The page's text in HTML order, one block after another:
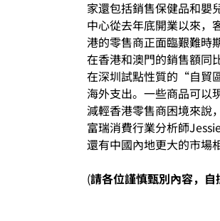
家還包括銷售保健品和嬰
中心從去年底開業以來
港的零售商正面臨艱難時
在香港和澳門的銷售額同
在深圳試點性質的“自貿
海外支出。一些商品可以
減輕香港零售商困境來說
富瑞消費行業分析師
還有中國內地更大的市場
(請各位謹慎甄別內容，自